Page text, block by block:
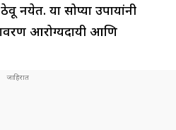
या सोप्या उपायांनी
आरोग्यदायी आणि